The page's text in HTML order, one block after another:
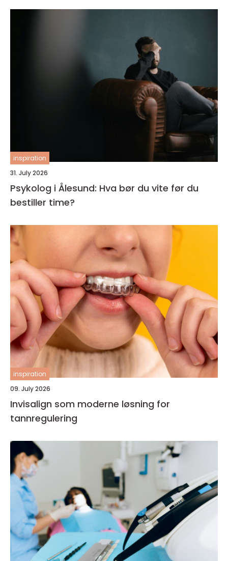
inspiration
31. July 2026
Psykolog i Ålesund: Hva bør du vite før du
bestiller time?
inspiration
09. July 2026
Invisalign som moderne løsning for
tannregulering